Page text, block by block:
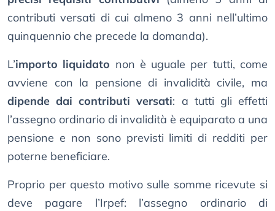
contributi versati di cui almeno 3 anni nell’ultimo
quinquennio che precede la domanda).
L’importo liquidato non è uguale per tutti, come
avviene con la pensione di invalidità civile, ma
dipende dai contributi versati: a tutti gli effetti
l’assegno ordinario di invalidità è equiparato a una
pensione e non sono previsti limiti di redditi per
poterne beneficiare.
Proprio per questo motivo sulle somme ricevute si
deve pagare l’Irpef: l’assegno ordinario di